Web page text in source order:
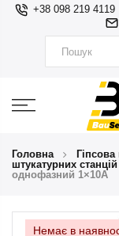
+38 098 219 4119
Головна
штукатурних станцій
однофазний 1×10A
Немає в